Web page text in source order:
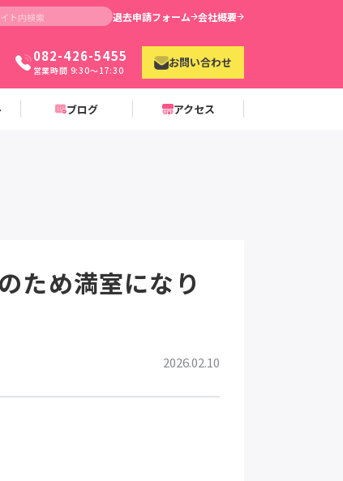
退去申請フォーム 会社概要
082-426-5455
営業時間 9:30〜17:30
お問い合わせ
ブログ アクセス
ため満室になり
2026.02.10